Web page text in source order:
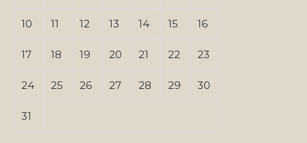
10 11 12 13 14 15 16
17 18 19 20 21 22 23
24 25 26 27 28 29 30
31